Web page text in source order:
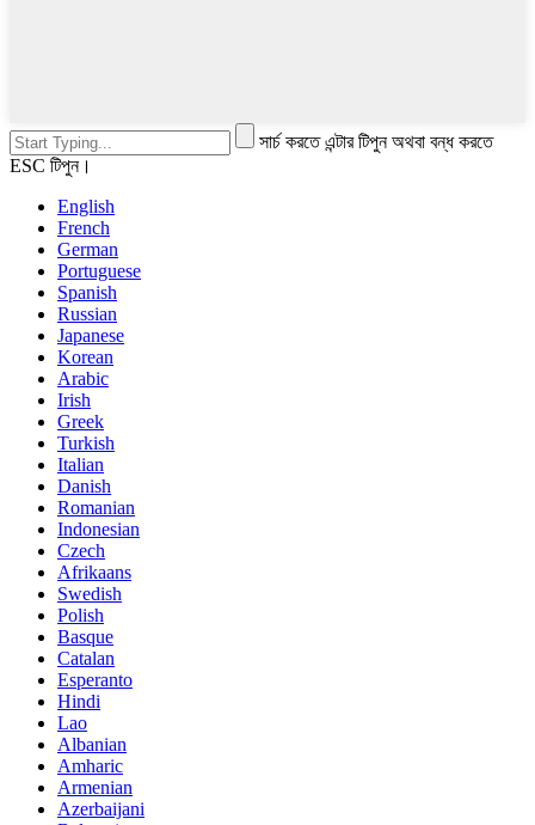
সার্চ করতে এন্টার টিপুন অথবা বন্ধ করতে
ESC টিপুন।
English
French
German
Portuguese
Spanish
Russian
Japanese
Korean
Arabic
Irish
Greek
Turkish
Italian
Danish
Romanian
Indonesian
Czech
Afrikaans
Swedish
Polish
Basque
Catalan
Esperanto
Hindi
Lao
Albanian
Amharic
Armenian
Azerbaijani